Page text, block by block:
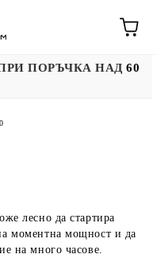
ПОРЪЧКА НАД60
лесно да стартира
моментна мощност и да
на много часове.